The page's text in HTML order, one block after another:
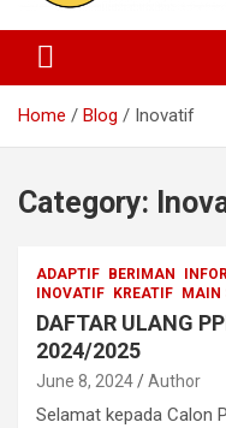
SMPN 22
Home Blog Inovatif
Category:
ADAPTIF BERIMAN
INOVATIF
KREATIF MAIN
DAFTAR ULANG
2024/2025
June 8, 2024 Author
Selamat kepada Calon